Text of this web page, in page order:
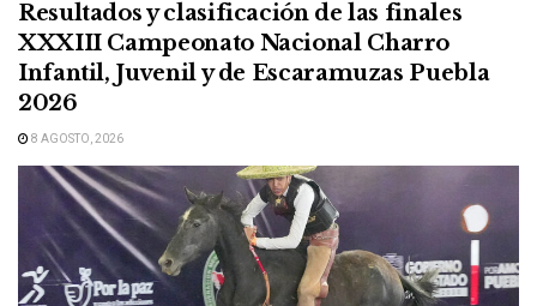
Resultados y clasificación de las finales
XXXIII Campeonato Nacional Charro
Infantil, Juvenil y de Escaramuzas Puebla
2026
8 AGOSTO, 2026